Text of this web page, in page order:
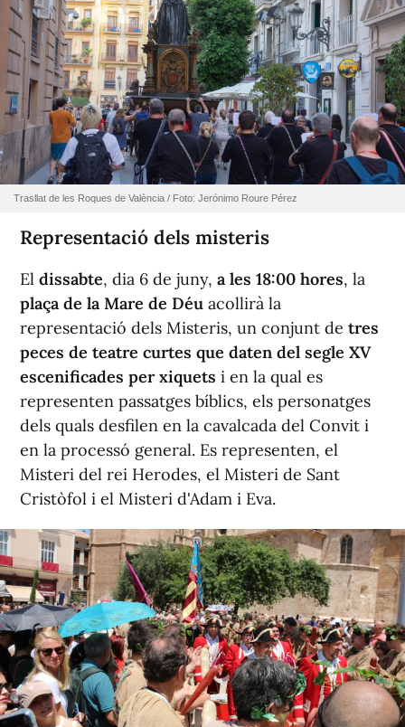
Trasllat de les Roques de València / Foto: Jerónimo Roure Pérez
Representació dels misteris
El dissabte, dia 6 de juny, a les 18:00 hores, la
plaça de la Mare de Déu acollirà la
representació dels Misteris, un conjunt de tres
peces de teatre curtes que daten del segle XV
escenificades per xiquets i en la qual es
representen passatges bíblics, els personatges
dels quals desfilen en la cavalcada del Convit i
en la processó general. Es representen, el
Misteri del rei Herodes, el Misteri de Sant
Cristòfol i el Misteri d'Adam i Eva.